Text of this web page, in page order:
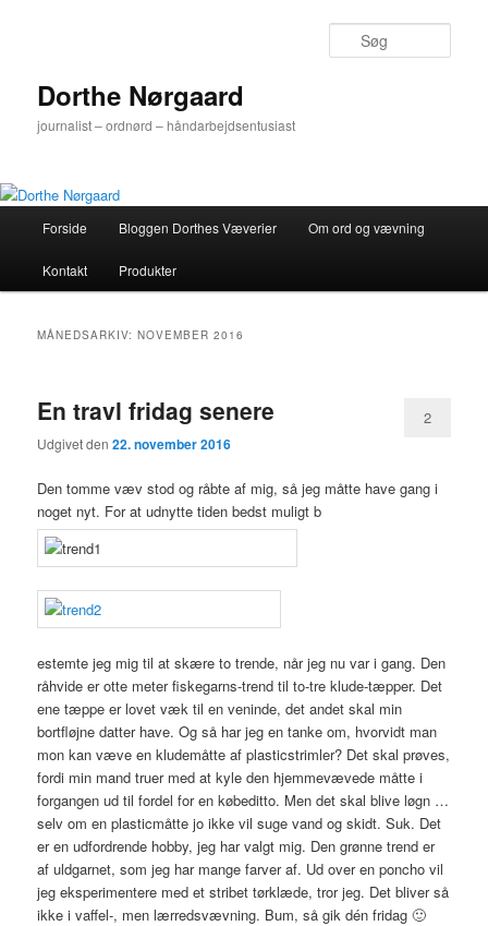
Dorthe Nørgaard
journalist – ordnørd – håndarbejdsentusiast
Forside Bloggen Dorthes Væverier Om ord og vævning
Kontakt Produkter
MÅNEDSARKIV:NOVEMBER 2016
En travl fridag senere
Udgivet den22. november 2016
2
Den tomme væv stod og råbte af mig, så jeg måtte have gang i
noget nyt. For at udnytte tiden bedst muligt b
estemte jeg mig til at skære to trende, når jeg nu var i gang. Den
råhvide er otte meter fiskegarns-trend til to-tre klude-tæpper. Det
ene tæppe er lovet væk til en veninde, det andet skal min
bortfløjne datter have. Og så har jeg en tanke om, hvorvidt man
mon kan væve en kludemåtte af plasticstrimler? Det skal prøves,
fordi min mand truer med at kyle den hjemmevævede måtte i
forgangen ud til fordel for en købeditto. Men det skal blive løgn …
selv om en plasticmåtte jo ikke vil suge vand og skidt. Suk. Det
er en udfordrende hobby, jeg har valgt mig. Den grønne trend er
af uldgarnet, som jeg har mange farver af. Ud over en poncho vil
jeg eksperimentere med et stribet tørklæde, tror jeg. Det bliver så
ikke i vaffel-, men lærredsvævning. Bum, så gik dén fridag 🙂